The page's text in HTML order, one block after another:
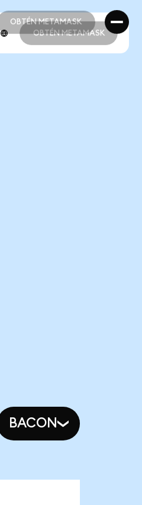
OBTÉN METAMASK
OBTÉN METAMASK
OBTÉN METAMASK
BACON